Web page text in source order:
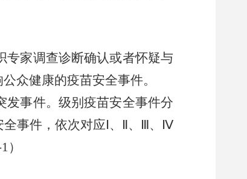
专家调查诊断确认或者怀疑与
众健康的疫苗安全事件。
发事件。级别疫苗安全事件分
事件，依次对应Ⅰ、 Ⅱ、 Ⅲ、 Ⅳ
）